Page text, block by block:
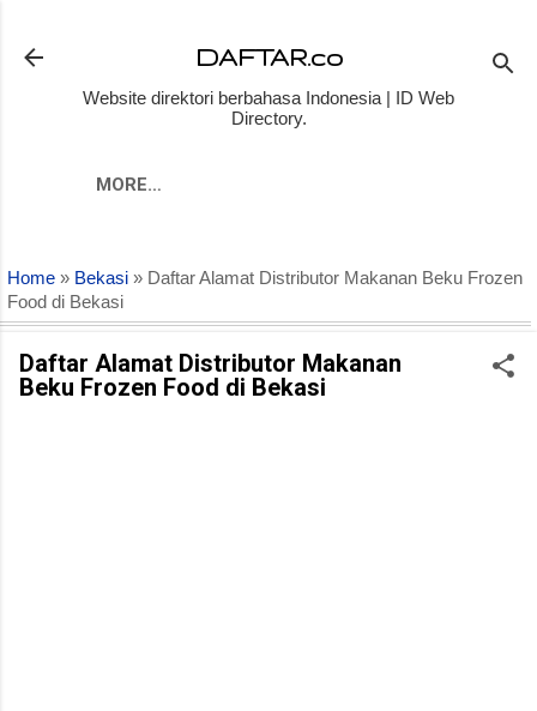
DAFTAR.co
Website direktori berbahasa Indonesia | ID Web
Directory.
MORE…
Home » Bekasi » Daftar Alamat Distributor Makanan Beku Frozen
Food di Bekasi
Daftar Alamat Distributor Makanan
Beku Frozen Food di Bekasi